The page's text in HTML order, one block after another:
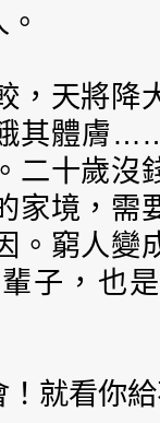
，天將降
其體膚
二十歲沒
家境，需
。窮人變
子，也
就看你